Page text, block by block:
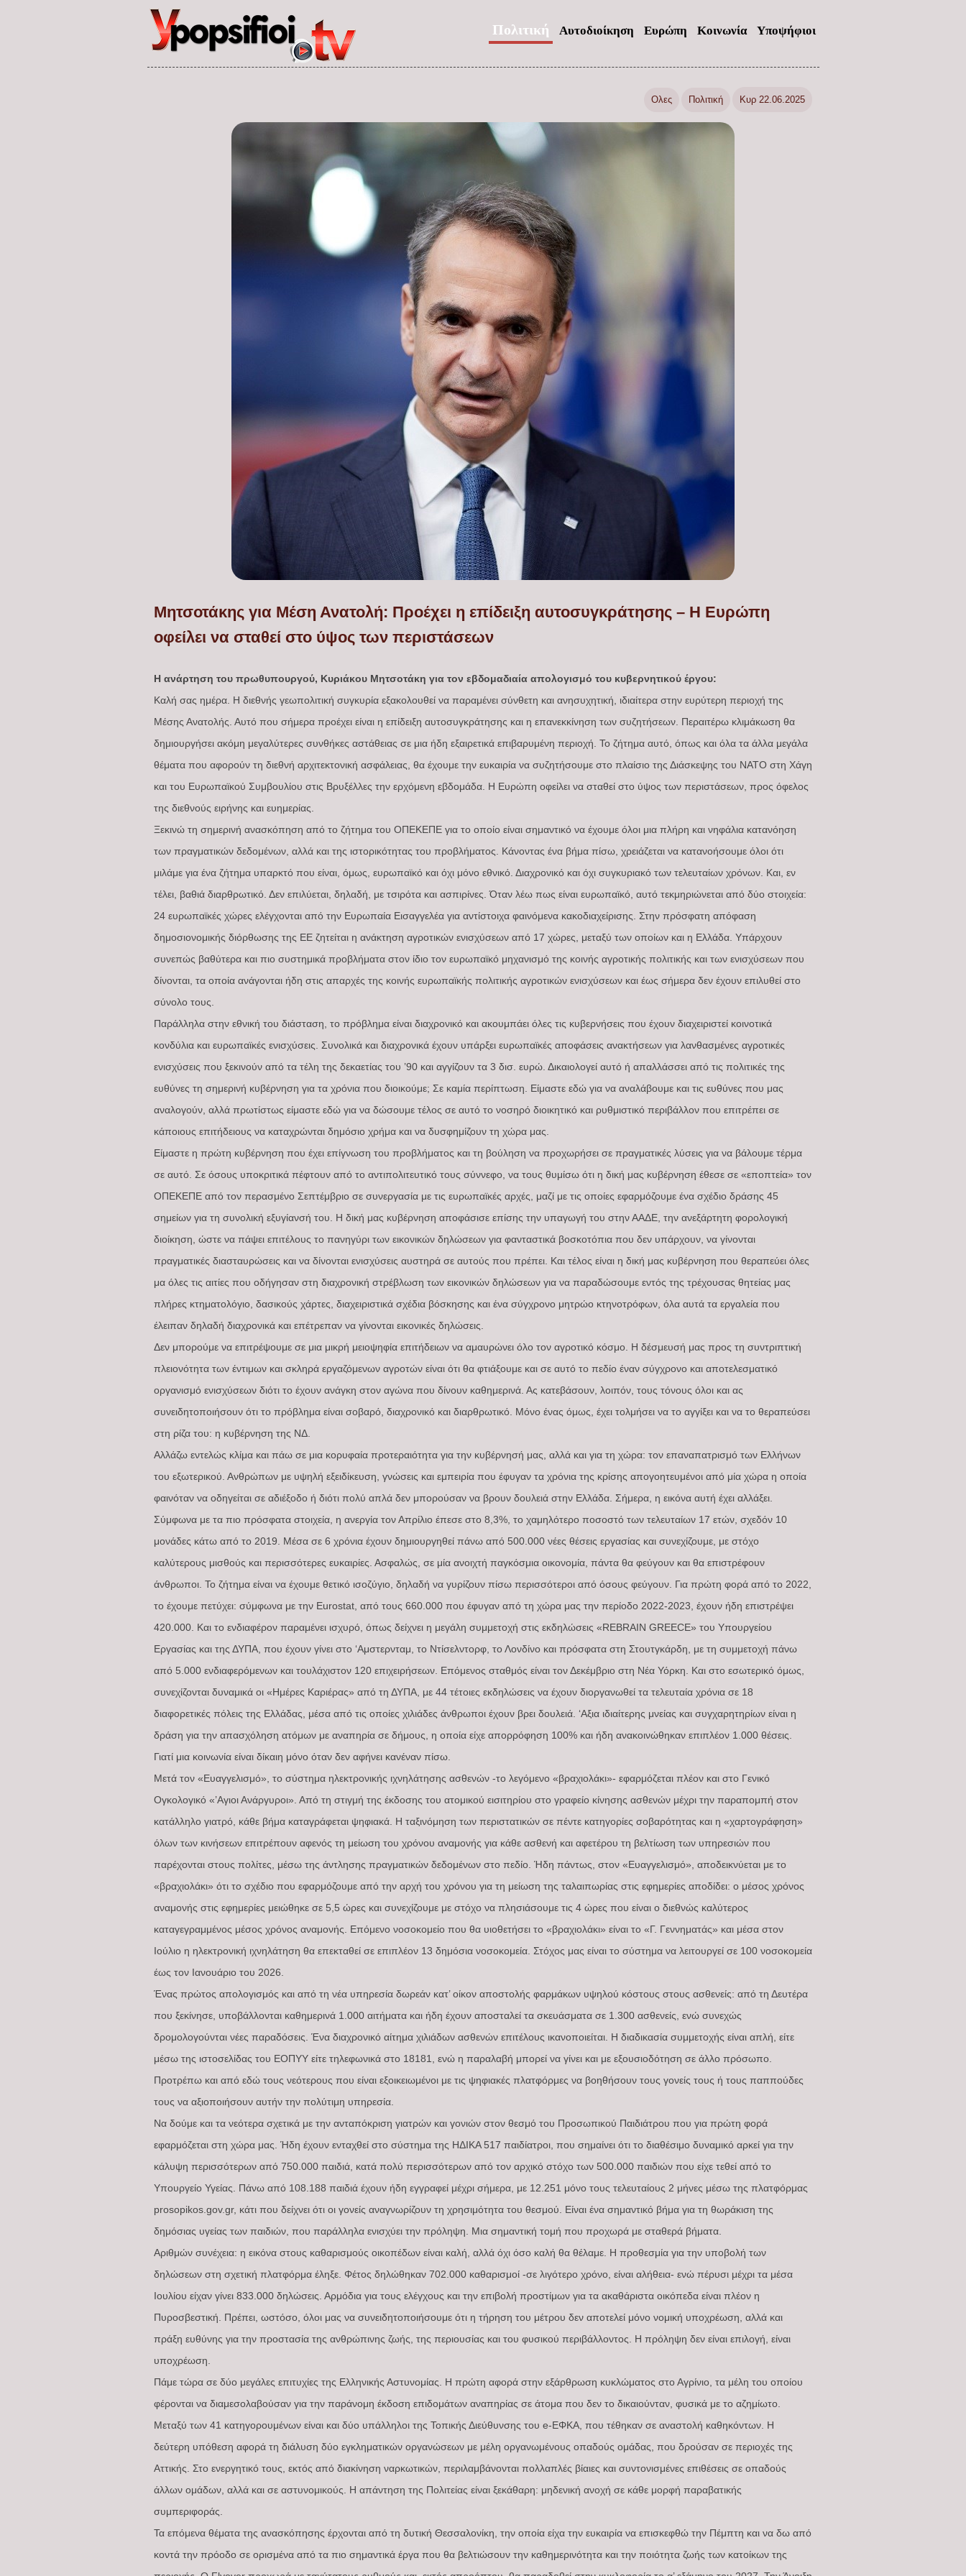
Πολιτική Αυτοδιοίκηση Ευρώπη Κοινωνία Υποψήφιοι
Ολες Πολιτική Κυρ 22.06.2025
Μητσοτάκης για Μέση Ανατολή: Προέχει η επίδειξη αυτοσυγκράτησης – Η Ευρώπη
οφείλει να σταθεί στο ύψος των περιστάσεων
Η ανάρτηση του πρωθυπουργού, Κυριάκου Μητσοτάκη για τον εβδομαδιαία απολογισμό του κυβερνητικού έργου:
Καλή σας ημέρα. Η διεθνής γεωπολιτική συγκυρία εξακολουθεί να παραμένει σύνθετη και ανησυχητική, ιδιαίτερα στην ευρύτερη περιοχή της
Μέσης Ανατολής. Αυτό που σήμερα προέχει είναι η επίδειξη αυτοσυγκράτησης και η επανεκκίνηση των συζητήσεων. Περαιτέρω κλιμάκωση θα
δημιουργήσει ακόμη μεγαλύτερες συνθήκες αστάθειας σε μια ήδη εξαιρετικά επιβαρυμένη περιοχή. Το ζήτημα αυτό, όπως και όλα τα άλλα μεγάλα
θέματα που αφορούν τη διεθνή αρχιτεκτονική ασφάλειας, θα έχουμε την ευκαιρία να συζητήσουμε στο πλαίσιο της Διάσκεψης του ΝΑΤΟ στη Χάγη
και του Ευρωπαϊκού Συμβουλίου στις Βρυξέλλες την ερχόμενη εβδομάδα. Η Ευρώπη οφείλει να σταθεί στο ύψος των περιστάσεων, προς όφελος
της διεθνούς ειρήνης και ευημερίας.
Ξεκινώ τη σημερινή ανασκόπηση από το ζήτημα του ΟΠΕΚΕΠΕ για το οποίο είναι σημαντικό να έχουμε όλοι μια πλήρη και νηφάλια κατανόηση
των πραγματικών δεδομένων, αλλά και της ιστορικότητας του προβλήματος. Κάνοντας ένα βήμα πίσω, χρειάζεται να κατανοήσουμε όλοι ότι
μιλάμε για ένα ζήτημα υπαρκτό που είναι, όμως, ευρωπαϊκό και όχι μόνο εθνικό. Διαχρονικό και όχι συγκυριακό των τελευταίων χρόνων. Και, εν
τέλει, βαθιά διαρθρωτικό. Δεν επιλύεται, δηλαδή, με τσιρότα και ασπιρίνες. Όταν λέω πως είναι ευρωπαϊκό, αυτό τεκμηριώνεται από δύο στοιχεία:
24 ευρωπαϊκές χώρες ελέγχονται από την Ευρωπαία Εισαγγελέα για αντίστοιχα φαινόμενα κακοδιαχείρισης. Στην πρόσφατη απόφαση
δημοσιονομικής διόρθωσης της ΕΕ ζητείται η ανάκτηση αγροτικών ενισχύσεων από 17 χώρες, μεταξύ των οποίων και η Ελλάδα. Υπάρχουν
συνεπώς βαθύτερα και πιο συστημικά προβλήματα στον ίδιο τον ευρωπαϊκό μηχανισμό της κοινής αγροτικής πολιτικής και των ενισχύσεων που
δίνονται, τα οποία ανάγονται ήδη στις απαρχές της κοινής ευρωπαϊκής πολιτικής αγροτικών ενισχύσεων και έως σήμερα δεν έχουν επιλυθεί στο
σύνολο τους.
Παράλληλα στην εθνική του διάσταση, το πρόβλημα είναι διαχρονικό και ακουμπάει όλες τις κυβερνήσεις που έχουν διαχειριστεί κοινοτικά
κονδύλια και ευρωπαϊκές ενισχύσεις. Συνολικά και διαχρονικά έχουν υπάρξει ευρωπαϊκές αποφάσεις ανακτήσεων για λανθασμένες αγροτικές
ενισχύσεις που ξεκινούν από τα τέλη της δεκαετίας του ’90 και αγγίζουν τα 3 δισ. ευρώ. Δικαιολογεί αυτό ή απαλλάσσει από τις πολιτικές της
ευθύνες τη σημερινή κυβέρνηση για τα χρόνια που διοικούμε; Σε καμία περίπτωση. Είμαστε εδώ για να αναλάβουμε και τις ευθύνες που μας
αναλογούν, αλλά πρωτίστως είμαστε εδώ για να δώσουμε τέλος σε αυτό το νοσηρό διοικητικό και ρυθμιστικό περιβάλλον που επιτρέπει σε
κάποιους επιτήδειους να καταχρώνται δημόσιο χρήμα και να δυσφημίζουν τη χώρα μας.
Είμαστε η πρώτη κυβέρνηση που έχει επίγνωση του προβλήματος και τη βούληση να προχωρήσει σε πραγματικές λύσεις για να βάλουμε τέρμα
σε αυτό. Σε όσους υποκριτικά πέφτουν από το αντιπολιτευτικό τους σύννεφο, να τους θυμίσω ότι η δική μας κυβέρνηση έθεσε σε «εποπτεία» τον
ΟΠΕΚΕΠΕ από τον περασμένο Σεπτέμβριο σε συνεργασία με τις ευρωπαϊκές αρχές, μαζί με τις οποίες εφαρμόζουμε ένα σχέδιο δράσης 45
σημείων για τη συνολική εξυγίανσή του. Η δική μας κυβέρνηση αποφάσισε επίσης την υπαγωγή του στην ΑΑΔΕ, την ανεξάρτητη φορολογική
διοίκηση, ώστε να πάψει επιτέλους το πανηγύρι των εικονικών δηλώσεων για φανταστικά βοσκοτόπια που δεν υπάρχουν, να γίνονται
πραγματικές διασταυρώσεις και να δίνονται ενισχύσεις αυστηρά σε αυτούς που πρέπει. Και τέλος είναι η δική μας κυβέρνηση που θεραπεύει όλες
μα όλες τις αιτίες που οδήγησαν στη διαχρονική στρέβλωση των εικονικών δηλώσεων για να παραδώσουμε εντός της τρέχουσας θητείας μας
πλήρες κτηματολόγιο, δασικούς χάρτες, διαχειριστικά σχέδια βόσκησης και ένα σύγχρονο μητρώο κτηνοτρόφων, όλα αυτά τα εργαλεία που
έλειπαν δηλαδή διαχρονικά και επέτρεπαν να γίνονται εικονικές δηλώσεις.
Δεν μπορούμε να επιτρέψουμε σε μια μικρή μειοψηφία επιτήδειων να αμαυρώνει όλο τον αγροτικό κόσμο. Η δέσμευσή μας προς τη συντριπτική
πλειονότητα των έντιμων και σκληρά εργαζόμενων αγροτών είναι ότι θα φτιάξουμε και σε αυτό το πεδίο έναν σύγχρονο και αποτελεσματικό
οργανισμό ενισχύσεων διότι το έχουν ανάγκη στον αγώνα που δίνουν καθημερινά. Ας κατεβάσουν, λοιπόν, τους τόνους όλοι και ας
συνειδητοποιήσουν ότι το πρόβλημα είναι σοβαρό, διαχρονικό και διαρθρωτικό. Μόνο ένας όμως, έχει τολμήσει να το αγγίξει και να το θεραπεύσει
στη ρίζα του: η κυβέρνηση της ΝΔ.
Αλλάζω εντελώς κλίμα και πάω σε μια κορυφαία προτεραιότητα για την κυβέρνησή μας, αλλά και για τη χώρα: τον επαναπατρισμό των Ελλήνων
του εξωτερικού. Ανθρώπων με υψηλή εξειδίκευση, γνώσεις και εμπειρία που έφυγαν τα χρόνια της κρίσης απογοητευμένοι από μία χώρα η οποία
φαινόταν να οδηγείται σε αδιέξοδο ή διότι πολύ απλά δεν μπορούσαν να βρουν δουλειά στην Ελλάδα. Σήμερα, η εικόνα αυτή έχει αλλάξει.
Σύμφωνα με τα πιο πρόσφατα στοιχεία, η ανεργία τον Απρίλιο έπεσε στο 8,3%, το χαμηλότερο ποσοστό των τελευταίων 17 ετών, σχεδόν 10
μονάδες κάτω από το 2019. Μέσα σε 6 χρόνια έχουν δημιουργηθεί πάνω από 500.000 νέες θέσεις εργασίας και συνεχίζουμε, με στόχο
καλύτερους μισθούς και περισσότερες ευκαιρίες. Ασφαλώς, σε μία ανοιχτή παγκόσμια οικονομία, πάντα θα φεύγουν και θα επιστρέφουν
άνθρωποι. Το ζήτημα είναι να έχουμε θετικό ισοζύγιο, δηλαδή να γυρίζουν πίσω περισσότεροι από όσους φεύγουν. Για πρώτη φορά από το 2022,
το έχουμε πετύχει: σύμφωνα με την Eurostat, από τους 660.000 που έφυγαν από τη χώρα μας την περίοδο 2022-2023, έχουν ήδη επιστρέψει
420.000. Και το ενδιαφέρον παραμένει ισχυρό, όπως δείχνει η μεγάλη συμμετοχή στις εκδηλώσεις «REBRAIN GREECE» του Υπουργείου
Εργασίας και της ΔΥΠΑ, που έχουν γίνει στο ‘Αμστερνταμ, το Ντίσελντορφ, το Λονδίνο και πρόσφατα στη Στουτγκάρδη, με τη συμμετοχή πάνω
από 5.000 ενδιαφερόμενων και τουλάχιστον 120 επιχειρήσεων. Επόμενος σταθμός είναι τον Δεκέμβριο στη Νέα Υόρκη. Και στο εσωτερικό όμως,
συνεχίζονται δυναμικά οι «Ημέρες Καριέρας» από τη ΔΥΠΑ, με 44 τέτοιες εκδηλώσεις να έχουν διοργανωθεί τα τελευταία χρόνια σε 18
διαφορετικές πόλεις της Ελλάδας, μέσα από τις οποίες χιλιάδες άνθρωποι έχουν βρει δουλειά. ‘Αξια ιδιαίτερης μνείας και συγχαρητηρίων είναι η
δράση για την απασχόληση ατόμων με αναπηρία σε δήμους, η οποία είχε απορρόφηση 100% και ήδη ανακοινώθηκαν επιπλέον 1.000 θέσεις.
Γιατί μια κοινωνία είναι δίκαιη μόνο όταν δεν αφήνει κανέναν πίσω.
Μετά τον «Ευαγγελισμό», το σύστημα ηλεκτρονικής ιχνηλάτησης ασθενών -το λεγόμενο «βραχιολάκι»- εφαρμόζεται πλέον και στο Γενικό
Ογκολογικό «’Αγιοι Ανάργυροι». Από τη στιγμή της έκδοσης του ατομικού εισιτηρίου στο γραφείο κίνησης ασθενών μέχρι την παραπομπή στον
κατάλληλο γιατρό, κάθε βήμα καταγράφεται ψηφιακά. Η ταξινόμηση των περιστατικών σε πέντε κατηγορίες σοβαρότητας και η «χαρτογράφηση»
όλων των κινήσεων επιτρέπουν αφενός τη μείωση του χρόνου αναμονής για κάθε ασθενή και αφετέρου τη βελτίωση των υπηρεσιών που
παρέχονται στους πολίτες, μέσω της άντλησης πραγματικών δεδομένων στο πεδίο. Ήδη πάντως, στον «Ευαγγελισμό», αποδεικνύεται με το
«βραχιολάκι» ότι το σχέδιο που εφαρμόζουμε από την αρχή του χρόνου για τη μείωση της ταλαιπωρίας στις εφημερίες αποδίδει: ο μέσος χρόνος
αναμονής στις εφημερίες μειώθηκε σε 5,5 ώρες και συνεχίζουμε με στόχο να πλησιάσουμε τις 4 ώρες που είναι ο διεθνώς καλύτερος
καταγεγραμμένος μέσος χρόνος αναμονής. Επόμενο νοσοκομείο που θα υιοθετήσει το «βραχιολάκι» είναι το «Γ. Γεννηματάς» και μέσα στον
Ιούλιο η ηλεκτρονική ιχνηλάτηση θα επεκταθεί σε επιπλέον 13 δημόσια νοσοκομεία. Στόχος μας είναι το σύστημα να λειτουργεί σε 100 νοσοκομεία
έως τον Ιανουάριο του 2026.
Ένας πρώτος απολογισμός και από τη νέα υπηρεσία δωρεάν κατ’ οίκον αποστολής φαρμάκων υψηλού κόστους στους ασθενείς: από τη Δευτέρα
που ξεκίνησε, υποβάλλονται καθημερινά 1.000 αιτήματα και ήδη έχουν αποσταλεί τα σκευάσματα σε 1.300 ασθενείς, ενώ συνεχώς
δρομολογούνται νέες παραδόσεις. Ένα διαχρονικό αίτημα χιλιάδων ασθενών επιτέλους ικανοποιείται. Η διαδικασία συμμετοχής είναι απλή, είτε
μέσω της ιστοσελίδας του ΕΟΠΥΥ είτε τηλεφωνικά στο 18181, ενώ η παραλαβή μπορεί να γίνει και με εξουσιοδότηση σε άλλο πρόσωπο.
Προτρέπω και από εδώ τους νεότερους που είναι εξοικειωμένοι με τις ψηφιακές πλατφόρμες να βοηθήσουν τους γονείς τους ή τους παππούδες
τους να αξιοποιήσουν αυτήν την πολύτιμη υπηρεσία.
Να δούμε και τα νεότερα σχετικά με την ανταπόκριση γιατρών και γονιών στον θεσμό του Προσωπικού Παιδιάτρου που για πρώτη φορά
εφαρμόζεται στη χώρα μας. Ήδη έχουν ενταχθεί στο σύστημα της ΗΔΙΚΑ 517 παιδίατροι, που σημαίνει ότι το διαθέσιμο δυναμικό αρκεί για την
κάλυψη περισσότερων από 750.000 παιδιά, κατά πολύ περισσότερων από τον αρχικό στόχο των 500.000 παιδιών που είχε τεθεί από το
Υπουργείο Υγείας. Πάνω από 108.188 παιδιά έχουν ήδη εγγραφεί μέχρι σήμερα, με 12.251 μόνο τους τελευταίους 2 μήνες μέσω της πλατφόρμας
prosopikos.gov.gr, κάτι που δείχνει ότι οι γονείς αναγνωρίζουν τη χρησιμότητα του θεσμού. Είναι ένα σημαντικό βήμα για τη θωράκιση της
δημόσιας υγείας των παιδιών, που παράλληλα ενισχύει την πρόληψη. Μια σημαντική τομή που προχωρά με σταθερά βήματα.
Αριθμών συνέχεια: η εικόνα στους καθαρισμούς οικοπέδων είναι καλή, αλλά όχι όσο καλή θα θέλαμε. Η προθεσμία για την υποβολή των
δηλώσεων στη σχετική πλατφόρμα έληξε. Φέτος δηλώθηκαν 702.000 καθαρισμοί -σε λιγότερο χρόνο, είναι αλήθεια- ενώ πέρυσι μέχρι τα μέσα
Ιουλίου είχαν γίνει 833.000 δηλώσεις. Αρμόδια για τους ελέγχους και την επιβολή προστίμων για τα ακαθάριστα οικόπεδα είναι πλέον η
Πυροσβεστική. Πρέπει, ωστόσο, όλοι μας να συνειδητοποιήσουμε ότι η τήρηση του μέτρου δεν αποτελεί μόνο νομική υποχρέωση, αλλά και
πράξη ευθύνης για την προστασία της ανθρώπινης ζωής, της περιουσίας και του φυσικού περιβάλλοντος. Η πρόληψη δεν είναι επιλογή, είναι
υποχρέωση.
Πάμε τώρα σε δύο μεγάλες επιτυχίες της Ελληνικής Αστυνομίας. Η πρώτη αφορά στην εξάρθρωση κυκλώματος στο Αγρίνιο, τα μέλη του οποίου
φέρονται να διαμεσολαβούσαν για την παράνομη έκδοση επιδομάτων αναπηρίας σε άτομα που δεν το δικαιούνταν, φυσικά με το αζημίωτο.
Μεταξύ των 41 κατηγορουμένων είναι και δύο υπάλληλοι της Τοπικής Διεύθυνσης του e-ΕΦΚΑ, που τέθηκαν σε αναστολή καθηκόντων. Η
δεύτερη υπόθεση αφορά τη διάλυση δύο εγκληματικών οργανώσεων με μέλη οργανωμένους οπαδούς ομάδας, που δρούσαν σε περιοχές της
Αττικής. Στο ενεργητικό τους, εκτός από διακίνηση ναρκωτικών, περιλαμβάνονται πολλαπλές βίαιες και συντονισμένες επιθέσεις σε οπαδούς
άλλων ομάδων, αλλά και σε αστυνομικούς. Η απάντηση της Πολιτείας είναι ξεκάθαρη: μηδενική ανοχή σε κάθε μορφή παραβατικής
συμπεριφοράς.
Τα επόμενα θέματα της ανασκόπησης έρχονται από τη δυτική Θεσσαλονίκη, την οποία είχα την ευκαιρία να επισκεφθώ την Πέμπτη και να δω από
κοντά την πρόοδο σε ορισμένα από τα πιο σημαντικά έργα που θα βελτιώσουν την καθημερινότητα και την ποιότητα ζωής των κατοίκων της